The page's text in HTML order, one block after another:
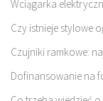
Wciągarka
Czy istnieje stylowe
Czujniki ramkowe:
Dofinansowanie na